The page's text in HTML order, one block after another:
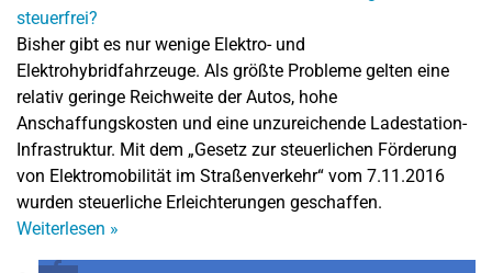
Bisher gibt es nur wenige Elektro- und
Elektrohybridfahrzeuge. Als größte Probleme gelten eine
relativ geringe Reichweite der Autos, hohe
Anschaffungskosten und eine unzureichende Ladestation-
Infrastruktur. Mit dem „Gesetz zur steuerlichen Förderung
von Elektromobilität im Straßenverkehr“ vom 7.11.2016
wurden steuerliche Erleichterungen geschaffen.
Weiterlesen »